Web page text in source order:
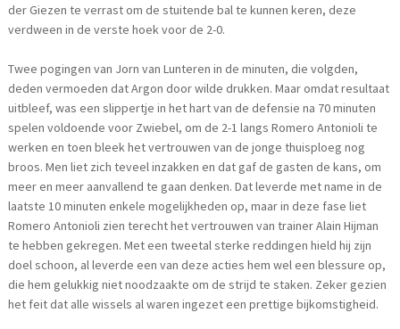
der Giezen te verrast om de stuitende bal te kunnen keren, deze
verdween in de verste hoek voor de 2-0.
Twee pogingen van Jorn van Lunteren in de minuten, die volgden,
deden vermoeden dat Argon door wilde drukken. Maar omdat resultaat
uitbleef, was een slippertje in het hart van de defensie na 70 minuten
spelen voldoende voor Zwiebel, om de 2-1 langs Romero Antonioli te
werken en toen bleek het vertrouwen van de jonge thuisploeg nog
broos. Men liet zich teveel inzakken en dat gaf de gasten de kans, om
meer en meer aanvallend te gaan denken. Dat leverde met name in de
laatste 10 minuten enkele mogelijkheden op, maar in deze fase liet
Romero Antonioli zien terecht het vertrouwen van trainer Alain Hijman
te hebben gekregen. Met een tweetal sterke reddingen hield hij zijn
doel schoon, al leverde een van deze acties hem wel een blessure op,
die hem gelukkig niet noodzaakte om de strijd te staken. Zeker gezien
het feit dat alle wissels al waren ingezet een prettige bijkomstigheid.